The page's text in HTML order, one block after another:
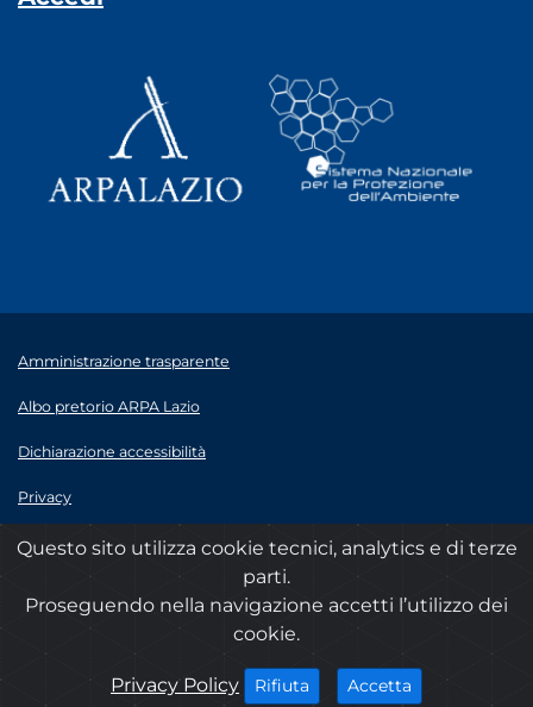
Amministrazione trasparente
Albo pretorio ARPA Lazio
Dichiarazione accessibilità
Privacy
Note legali
© 2020 ARPA Lazio - P.Iva 00915900575
Questo sito utilizza cookie tecnici, analytics e di terze
parti.
Proseguendo nella navigazione accetti l’utilizzo dei
cookie.
Privacy Policycookies
Rifiuta i cookiesAccetta